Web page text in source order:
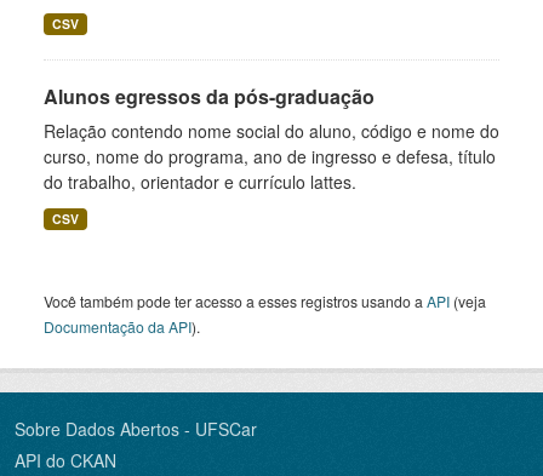
CSV
Alunos egressos da pós-graduação
Relação contendo nome social do aluno, código e nome do
curso, nome do programa, ano de ingresso e defesa, título
do trabalho, orientador e currículo lattes.
CSV
Você também pode ter acesso a esses registros usando a API (veja
Documentação da API).
Sobre Dados Abertos - UFSCar
API do CKAN